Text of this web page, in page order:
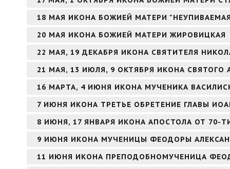
18 МАЯ ИКОНА БОЖИЕЙ МАТЕРИ
20 МАЯ ИКОНА БОЖИЕЙ МАТЕРИ ЖИРОВИЦКАЯ
22 МАЯ, 19 ДЕКАБРЯ ИКОНА СВЯТИТЕЛЯ
21 МАЯ, 13 ИЮЛЯ, 9 ОКТЯБРЯ ИКОНА
16 МАРТА, 4 ИЮНЯ ИКОНА МУЧЕНИКА
7 ИЮНЯ ИКОНА ТРЕТЬЕ ОБРЕТЕНИЕ ГЛАВЫ
8 ИЮНЯ, 17 ЯНВАРЯ ИКОНА АПОСТОЛА ОТ 70-
9 ИЮНЯ ИКОНА МУЧЕНИЦЫ ФЕОДОРЫ
11 ИЮНЯ ИКОНА ПРЕПОДОБНОМУЧЕНИЦА